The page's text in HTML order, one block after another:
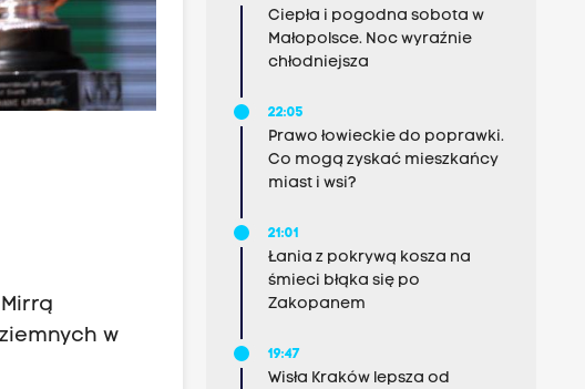
w
Ciepła i pogodna sobota w
Małopolsce. Noc wyraźnie
chłodniejsza
22:05
Prawo łowieckie do poprawki.
Co mogą zyskać mieszkańcy
miast i wsi?
21:01
Łania z pokrywą kosza na
śmieci błąka się po
Zakopanem
19:47
Wisła Kraków lepsza od